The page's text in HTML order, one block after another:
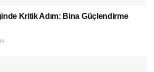
Kritik Adım: Bina Güçlendirme